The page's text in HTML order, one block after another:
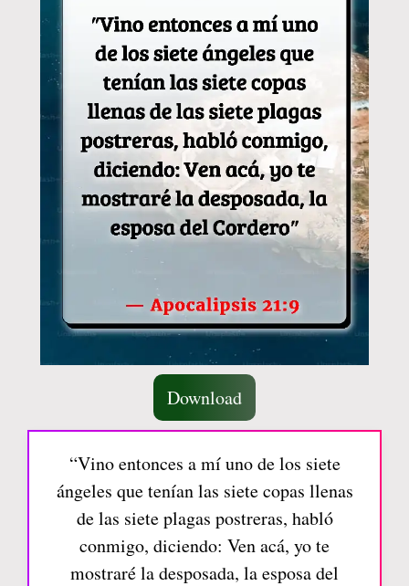
Download
“Vino entonces a mí uno de los siete
ángeles que tenían las siete copas llenas
de las siete plagas postreras, habló
conmigo, diciendo: Ven acá, yo te
mostraré la desposada, la esposa del